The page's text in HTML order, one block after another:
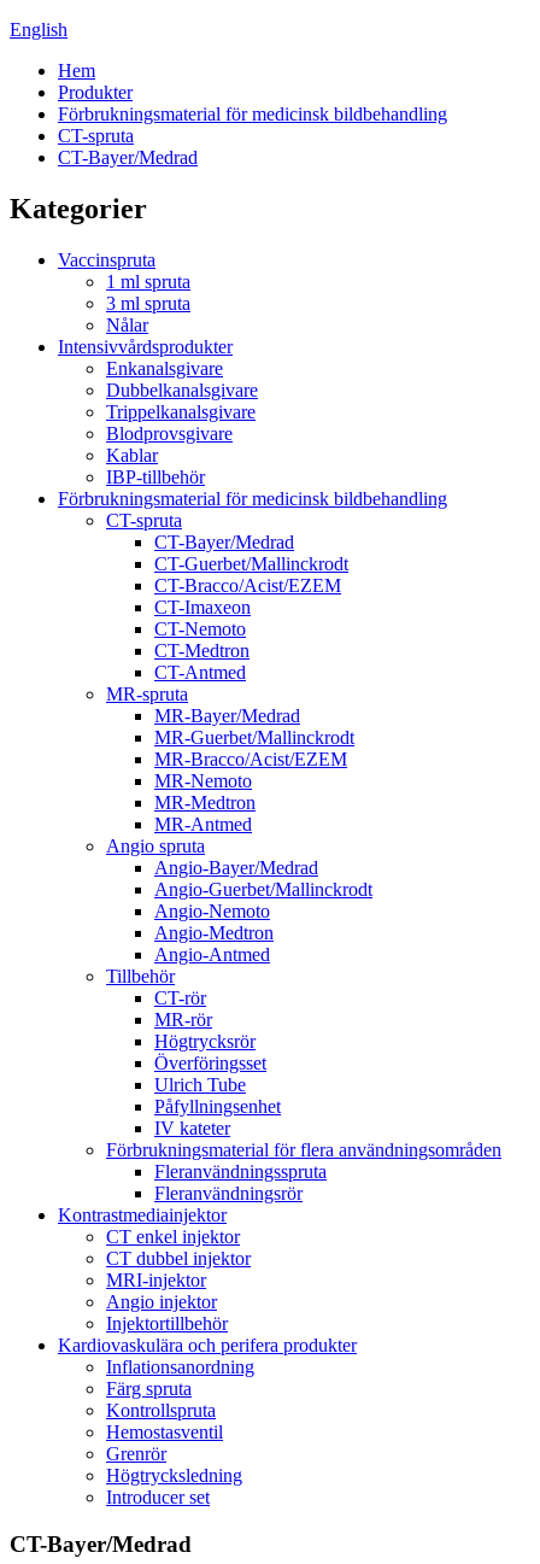
English
Hem
Produkter
Förbrukningsmaterial för medicinsk bildbehandling
CT-spruta
CT-Bayer/Medrad
Kategorier
Vaccinspruta
1 ml spruta
3 ml spruta
Nålar
Intensivvårdsprodukter
Enkanalsgivare
Dubbelkanalsgivare
Trippelkanalsgivare
Blodprovsgivare
Kablar
IBP-tillbehör
Förbrukningsmaterial för medicinsk bildbehandling
CT-spruta
CT-Bayer/Medrad
CT-Guerbet/Mallinckrodt
CT-Bracco/Acist/EZEM
CT-Imaxeon
CT-Nemoto
CT-Medtron
CT-Antmed
MR-spruta
MR-Bayer/Medrad
MR-Guerbet/Mallinckrodt
MR-Bracco/Acist/EZEM
MR-Nemoto
MR-Medtron
MR-Antmed
Angio spruta
Angio-Bayer/Medrad
Angio-Guerbet/Mallinckrodt
Angio-Nemoto
Angio-Medtron
Angio-Antmed
Tillbehör
CT-rör
MR-rör
Högtrycksrör
Överföringsset
Ulrich Tube
Påfyllningsenhet
IV kateter
Förbrukningsmaterial för flera användningsområden
Fleranvändningsspruta
Fleranvändningsrör
Kontrastmediainjektor
CT enkel injektor
CT dubbel injektor
MRI-injektor
Angio injektor
Injektortillbehör
Kardiovaskulära och perifera produkter
Inflationsanordning
Färg spruta
Kontrollspruta
Hemostasventil
Grenrör
Högtrycksledning
Introducer set
CT-Bayer/Medrad